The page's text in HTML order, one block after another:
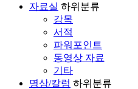
자료실 하위분류
강목
서적
파워포인트
동영상 자료
기타
명상/칼럼 하위분류